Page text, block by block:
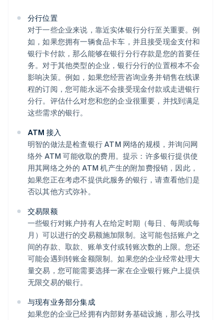
分行位置
对于一些企业来说，靠近实体银行分行至关重要。例
如，如果您拥有一辆食品卡车，并且接受现金支付和
银行卡付款，那么能够在银行分行存款是您的首要任
务。对于其他类型的企业，银行分行的位置根本不会
影响决策。例如，如果您经营咨询业务并销售在线课
程的订阅，您可能永远不会接受现金付款或走进银行
分行。评估什么对您和您的企业很重要，并找到满足
这些需求的银行。
ATM 接入
明智的做法是检查银行 ATM 网络的规模，并询问网
络外 ATM 可能收取的费用。提示：许多银行提供使
用其网络之外的 ATM 机产生的附加费报销，因此，
如果您正在考虑不提供此服务的银行，请查看他们是
否以其他方式弥补。
交易限额
一些银行对账户持有人在给定时期（每日、每周或每
月）可以进行的交易额施加限制。这可能包括账户之
间的存款、取款、账单支付或转账次数的上限。您还
可能会遇到转账金额限制。如果您的企业经常处理大
量交易，您可能需要选择一家在企业银行账户上提供
无限交易的银行。
与现有业务部分集成
如果您的企业已经拥有内部财务基础设施，那么寻找